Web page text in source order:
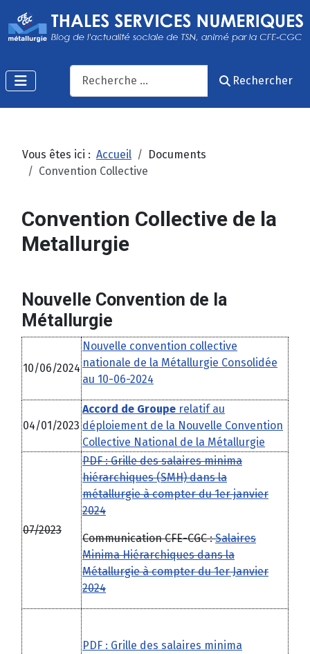
Recherche
Rechercher
Vous êtes ici : Accueil
Documents
Convention Collective
Convention Collective de la
Metallurgie
Nouvelle Convention de la
Métallurgie
10/06/2024
Nouvelle convention collective
nationale de la Métallurgie Consolidée
au 10-06-2024
04/01/2023
Accord de Groupe relatif au
déploiement de la Nouvelle Convention
Collective National de la Métallurgie
07/2023
PDF : Grille des salaires minima
hiérarchiques (SMH) dans la
métallurgie à compter du 1er janvier
2024
Communication CFE-CGC :Salaires
Minima Hiérarchiques dans la
Métallurgie à compter du 1er Janvier
2024
PDF : Grille des salaires minima